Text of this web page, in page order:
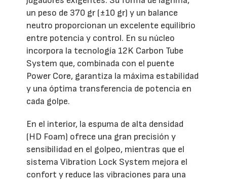
un peso de 370 gr (±10 gr) y un balance
neutro proporcionan un excelente equilibrio
entre potencia y control. En su núcleo
incorpora la tecnología 12K Carbon Tube
System que, combinada con el puente
Power Core, garantiza la máxima estabilidad
y una óptima transferencia de potencia en
cada golpe.
En el interior, la espuma de alta densidad
(HD Foam) ofrece una gran precisión y
sensibilidad en el golpeo, mientras que el
sistema Vibration Lock System mejora el
confort y reduce las vibraciones para una